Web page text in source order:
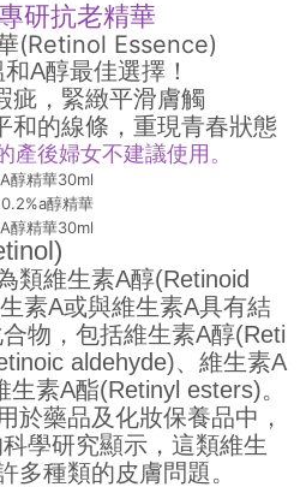
研抗老精華
(Retinol Essence)
A醇最佳選擇！
，緊緻平滑膚觸
的線條，重現青春狀態
後婦女不建議使用。
類維生素A醇(Retinoid
素A或與維生素A具有結
物，包括維生素A醇(Reti
aldehyde)、維生素A
素A酯(Retinyl esters)。
於藥品及化妝保養品中，
學研究顯示，這類維生
多種類的皮膚問題。